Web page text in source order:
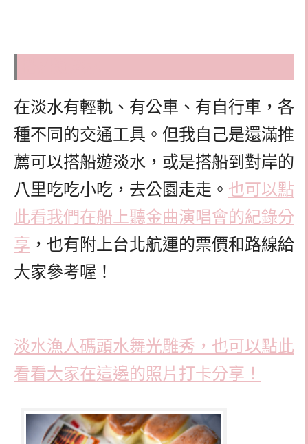
在淡水有輕軌、有公車、有自行車，各
種不同的交通工具。但我自己是還滿推
薦可以搭船遊淡水，或是搭船到對岸的
八里吃吃小吃，去公園走走。 也可以點
此看我們在船上聽金曲演唱會的紀錄分
享 ，也有附上台北航運的票價和路線給
大家參考喔！
淡水漁人碼頭水舞光雕秀，也可以點此
看看大家在這邊的照片打卡分享！